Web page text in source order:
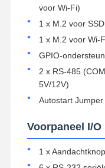
voor Wi-Fi)
1 x M.2 voor
1 x M.2 voor Wi-
GPIO-
2 x RS-485
5V/12V)
Autostart Jumper
Voorpaneel I/O
1 x Aandachtknop